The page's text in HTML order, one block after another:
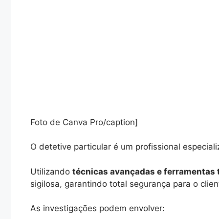
Foto de Canva Pro/caption]
O detetive particular é um profissional
Utilizando técnicas avançadas e ferramentas
sigilosa, garantindo total segurança para o
As investigações podem envolver: